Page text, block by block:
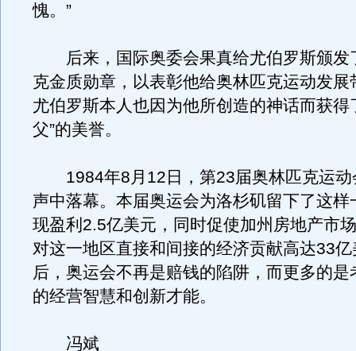
愧。”
后来，国际奥委会果真给尤伯罗斯颁发
克金质勋章，以表彰他给奥林匹克运动发展
尤伯罗斯本人也因为他所创造的神话而获得
父”的美誉。
1984年8月12日，第23届奥林匹克运动
声中落幕。本届奥运会为洛杉矶留下了这样
现盈利2.5亿美元，同时促使加州房地产市
对这一地区直接和间接的经济贡献高达33
后，奥运会不再是赔钱的陷阱，而更多的是
的经营智慧和创新才能。
冯斌